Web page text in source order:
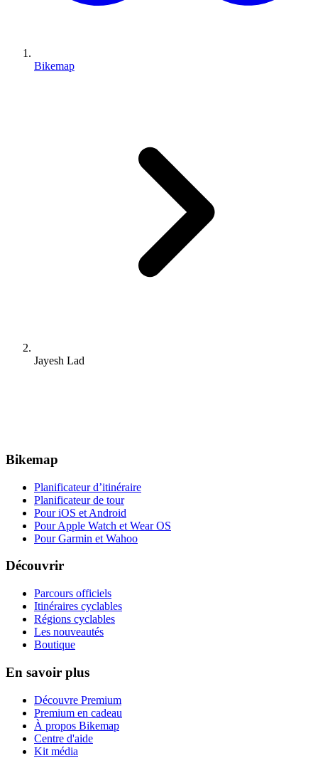
Bikemap
Jayesh Lad
Bikemap
Planificateur d’itinéraire
Planificateur de tour
Pour iOS et Android
Pour Apple Watch et Wear OS
Pour Garmin et Wahoo
Découvrir
Parcours officiels
Itinéraires cyclables
Régions cyclables
Les nouveautés
Boutique
En savoir plus
Découvre Premium
Premium en cadeau
À propos Bikemap
Centre d'aide
Kit média